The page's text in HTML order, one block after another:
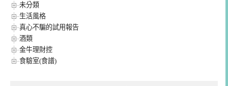
未分類
生活風格
真心不騙的試用報告
酒類
金牛理財控
食驗室(食譜)